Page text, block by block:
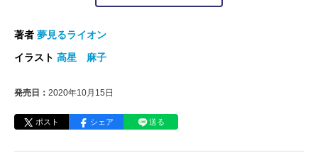
著者 夢見るライオン
イラスト 高星 麻子
発売日： 2020年10月15日
ポスト シェア 送る